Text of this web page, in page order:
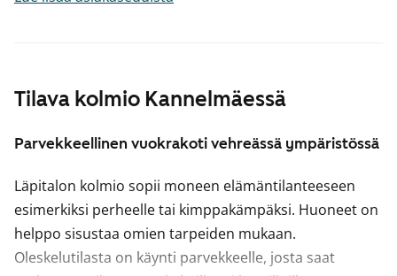
Tilava kolmio Kannelmäessä
Parvekkeellinen vuokrakoti vehreässä ympäristössä
Läpitalon kolmio sopii moneen elämäntilanteeseen
esimerkiksi perheelle tai kimppakämpäksi. Huoneet on
helppo sisustaa omien tarpeiden mukaan.
Oleskelutilasta on käynti parvekkeelle, josta saat